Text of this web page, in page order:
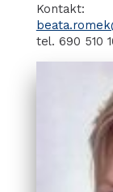
Kontakt:
tel. 690 510